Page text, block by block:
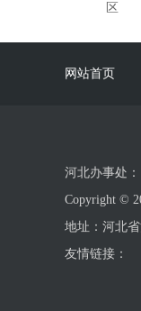
区
网站首页
河北办事处
Copyright ©
地址：河北
友情链接：